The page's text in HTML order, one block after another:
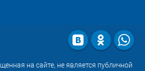
на сайте, не является публичной